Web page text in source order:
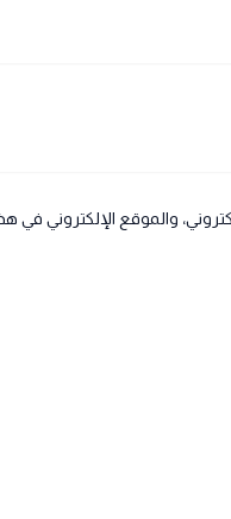
والموقع الإلكتروني في